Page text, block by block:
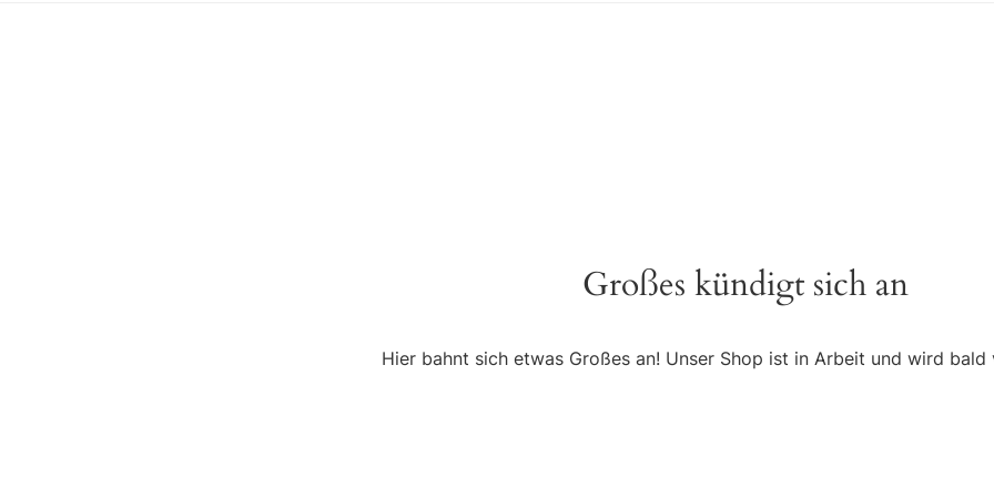
Großes kündigt sich an
Hier bahnt sich etwas Großes an! Unser Shop ist in Arbeit und wird